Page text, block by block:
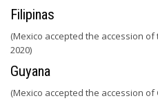
Filipinas
(Mexico accepted the accession
2020)
Guyana
(Mexico accepted the accession of